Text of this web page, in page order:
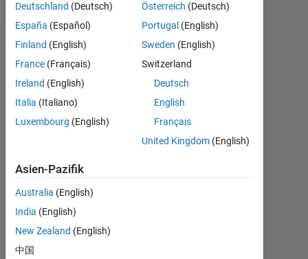
Dashboard
MATLAB Answers
BEITRÄGE L
1
Deutschland (Deutsch)
España (Español)
Finland (English)
France (Français)
Ireland (English)
Italia (Italiano)
Luxembourg (English)
Österreich (Deutsch)
Portugal (English)
Sweden (English)
Switzerland
Deutsch
English
Français
United Kingdom (English)
Asien-Pazifik
Australia (English)
India (English)
New Zealand (English)
中国